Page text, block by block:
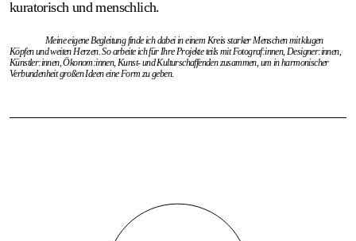
kuratorisch und menschlich.
Meine eigene Begleitung finde ich dabei in einem Kreis starker Menschen mit klugen
Köpfen und weiten Herzen. So arbeite ich für Ihre Projekte teils mit Foto­graf:innen, Designer:innen,
Künstler:innen, Öko­nom:innen, Kunst- und Kultur­schaffenden zusammen, um in harmonischer
Verbunden­heit großen Ideen eine Form zu geben.